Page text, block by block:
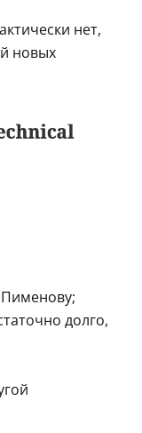
нет,
новых
долго,